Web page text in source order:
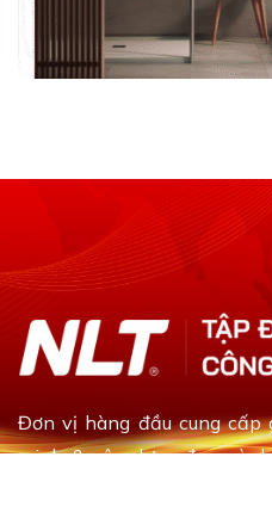
Đơn vị hàng đầu cung
minh & xây dựng đa